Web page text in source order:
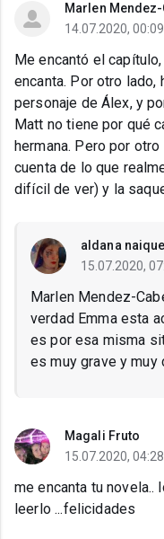
Marlen
14.07.2020,
Me encantó el
encanta. Por otro lado,
personaje de Álex, y
Matt no tiene por qué
hermana. Pero por
cuenta de lo que
difícil de ver) y la
aldana
15.07.2020,
Marlen Mendez-
verdad Emma esta
es por esa misma
es muy grave y
Magali Fruto
15.07.2020,
me encanta tu novela..
leerlo ...felicidades